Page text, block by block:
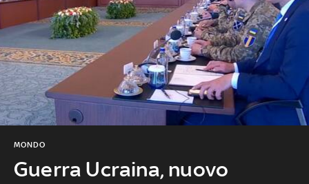
Guerra Ucraina, nuovo
MONDO